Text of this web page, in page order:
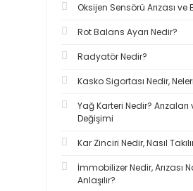
Oksijen Sensörü Arızası ve
Rot Balans Ayarı Nedir?
Radyatör Nedir?
Kasko Sigortası Nedir,
Yağ Karteri Nedir? Arızaları
Değişimi
Kar Zinciri Nedir, Nasıl
İmmobilizer Nedir, Arızası
Anlaşılır?